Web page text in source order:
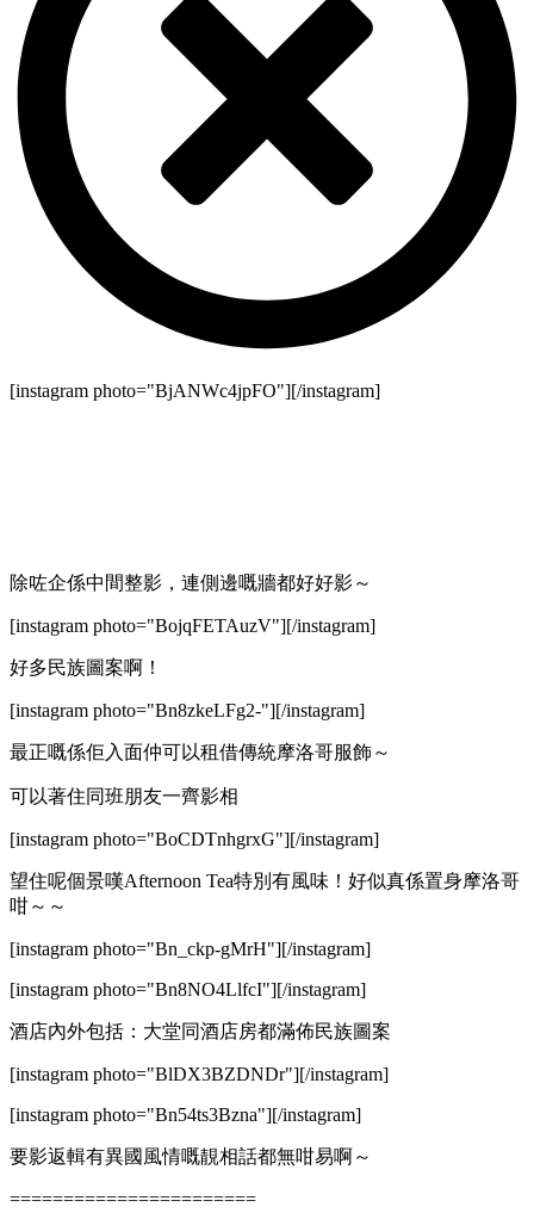
[instagram photo="BjANWc4jpFO"][/instagram]
除咗企係中間整影，連側邊嘅牆都好好影～
[instagram photo="BojqFETAuzV"][/instagram]
好多民族圖案啊！
[instagram photo="Bn8zkeLFg2-"][/instagram]
最正嘅係佢入面仲可以租借傳統摩洛哥服飾～
可以著住同班朋友一齊影相
[instagram photo="BoCDTnhgrxG"][/instagram]
望住呢個景嘆Afternoon Tea特別有風味！好似真係置身摩洛哥
咁～～
[instagram photo="Bn_ckp-gMrH"][/instagram]
[instagram photo="Bn8NO4LlfcI"][/instagram]
酒店內外包括：大堂同酒店房都滿佈民族圖案
[instagram photo="BlDX3BZDNDr"][/instagram]
[instagram photo="Bn54ts3Bzna"][/instagram]
要影返輯有異國風情嘅靚相話都無咁易啊～
=======================